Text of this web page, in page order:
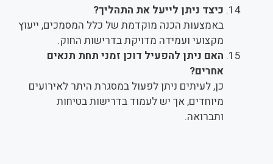
כיצד ניתן לייעל את התהליך?
באמצעות הכנה מוקדמת של כלל המסמכים, ייעוץ
מקצועי ועמידה מדויקת בדרישות החוק.
האם ניתן להפעיל דוכן זמני תחת תנאים
אחרים?
כן, לעיתים ניתן לפעול במסגרת היתר לאירועים
מיוחדים, אך יש לעמוד בדרישות בטיחות
ותברואה.